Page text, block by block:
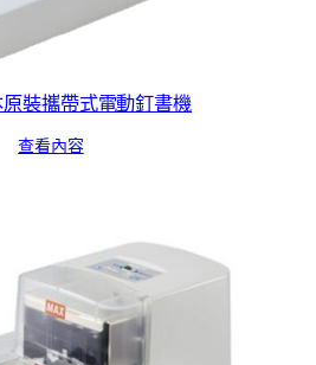
原裝攜帶式電動釘書機
查看內容